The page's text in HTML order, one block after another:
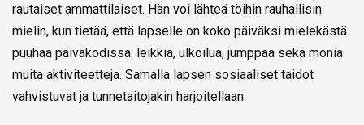
rautaiset ammattilaiset. Hän voi lähteä töihin rauhallisin
mielin, kun tietää, että lapselle on koko päiväksi mielekästä
puuhaa päiväkodissa: leikkiä, ulkoilua, jumppaa sekä monia
muita aktiviteetteja. Samalla lapsen sosiaaliset taidot
vahvistuvat ja tunnetaitojakin harjoitellaan.